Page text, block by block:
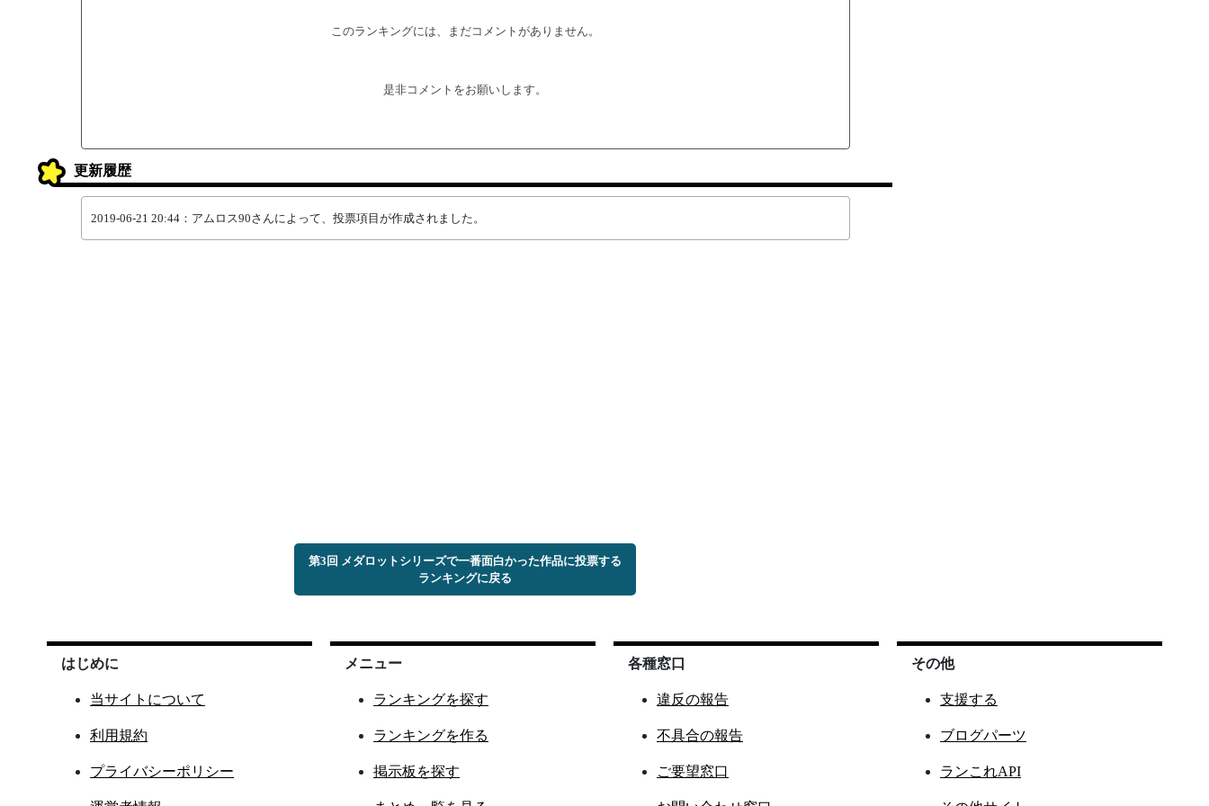
このランキングには、まだコメントがありません。
是非コメントをお願いします。
更新履歴
2019-06-21 20:44：アムロス90さんによって、投票項目が作成されました。
第3回 メダロットシリーズで一番面白かった作品に投票する
ランキングに戻る
はじめに
当サイトについて
利用規約
プライバシーポリシー
メニュー
ランキングを探す
ランキングを作る
掲示板を探す
各種窓口
違反の報告
不具合の報告
ご要望窓口
その他
支援する
ブログパーツ
ランこれAPI